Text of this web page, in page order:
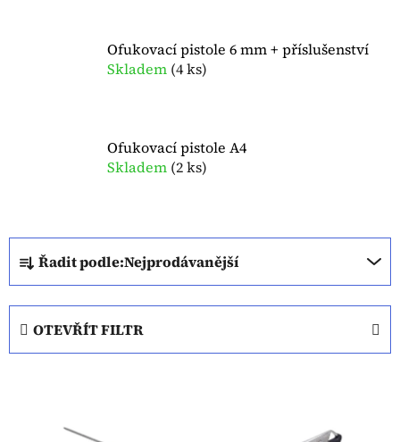
Ofukovací pistole 6 mm + příslušenství
Skladem (4 ks)
Ofukovací pistole A4
Skladem (2 ks)
Ř
a
z
n
í
Řadit podle:Nejprodávanější
OTEVŘÍT FILTR